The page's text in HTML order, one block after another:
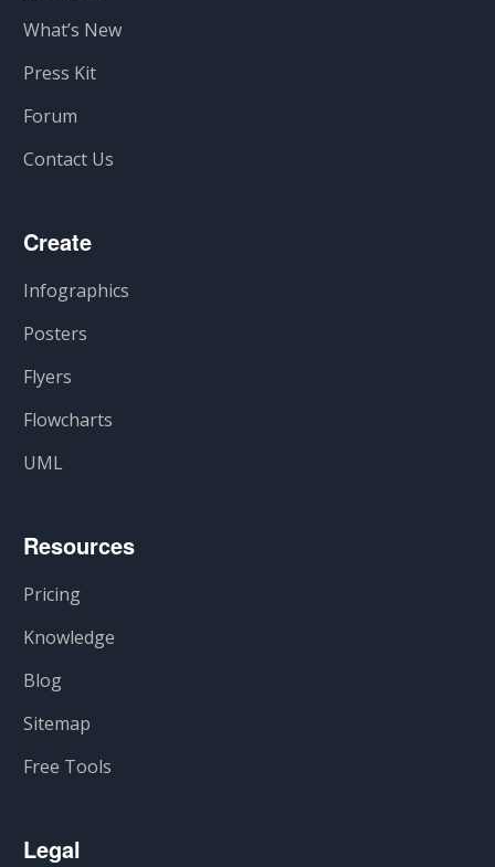
What’s New
Press Kit
Forum
Contact Us
Create
Infographics
Posters
Flyers
Flowcharts
UML
Resources
Pricing
Knowledge
Blog
Sitemap
Free Tools
Legal